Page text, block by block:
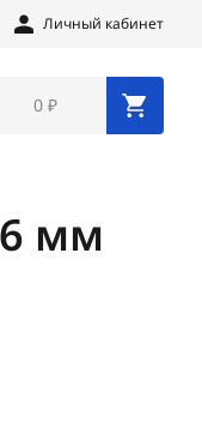
Личный кабинет
0 ₽
мм